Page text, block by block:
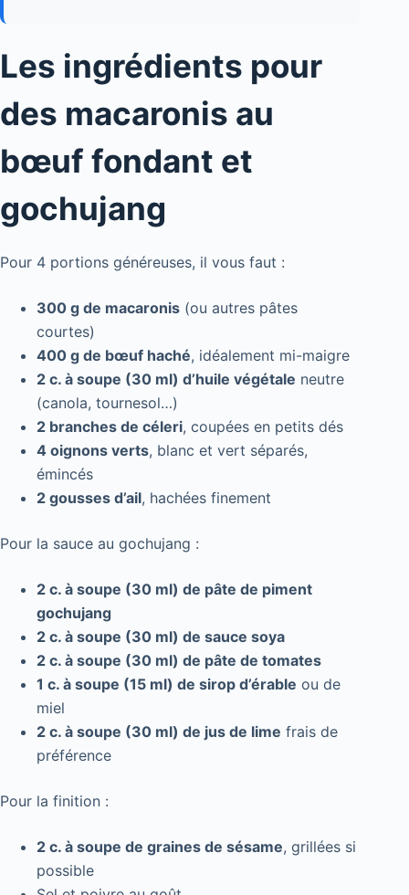
Les ingrédients pour
des macaronis au
bœuf fondant et
gochujang
Pour 4 portions généreuses, il vous faut :
300 g de macaronis (ou autres pâtes
courtes)
400 g de bœuf haché, idéalement mi-maigre
2 c. à soupe (30 ml) d’huile végétale neutre
(canola, tournesol…)
2 branches de céleri, coupées en petits dés
4 oignons verts, blanc et vert séparés,
émincés
2 gousses d’ail, hachées finement
Pour la sauce au gochujang :
2 c. à soupe (30 ml) de pâte de piment
gochujang
2 c. à soupe (30 ml) de sauce soya
2 c. à soupe (30 ml) de pâte de tomates
1 c. à soupe (15 ml) de sirop d’érable ou de
miel
2 c. à soupe (30 ml) de jus de lime frais de
préférence
Pour la finition :
2 c. à soupe de graines de sésame, grillées si
possible